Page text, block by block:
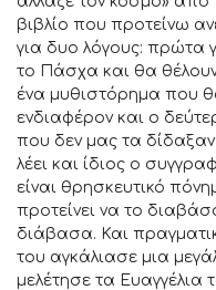
βιβλίο που προτείνω
για δυο λόγους: πρώτα
το Πάσχα και θα
ένα μυθιστόρημα που
ενδιαφέρον και ο
που δεν μας τα
λέει και ίδιος ο
είναι θρησκευτικό
προτείνει να το
διάβασα. Και
του αγκάλιασε μια
μελέτησε τα